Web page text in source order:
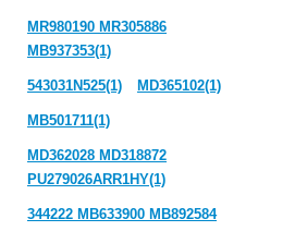
MR980190 MR305886
MB937353(1)
543031N525(1) MD365102(1)
MB501711(1)
MD362028 MD318872
PU279026ARR1HY(1)
344222 MB633900 MB892584